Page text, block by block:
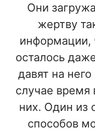
Они
жертву
информации,
осталось
давят на
случае время
них. Один из
способов